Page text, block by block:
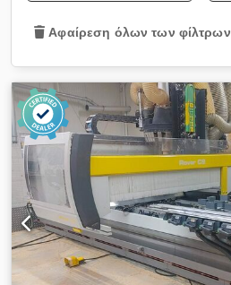
Αφαίρεση όλων των φίλτρων